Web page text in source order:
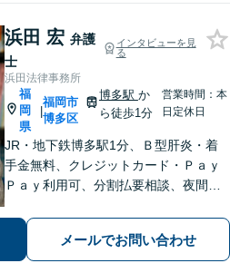
浜田 宏 弁護
士
インタビューを見
る
浜田法律事務所
福
岡
県
|
福岡市
博多区
博多駅 か
ら徒歩1分
営業時間：本
日定休日
JR・地下鉄博多駅1分、Ｂ型肝炎・着
手金無料、クレジットカード・Ｐａｙ
Ｐａｙ利用可、分割払要相談、夜間・
1年。インターネット問題、医療、離
婚、相続、後見、交通事故、借金、労
働、民事全般取扱い
メールでお問い合わせ